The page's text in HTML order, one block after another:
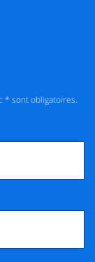
* sont obligatoires.